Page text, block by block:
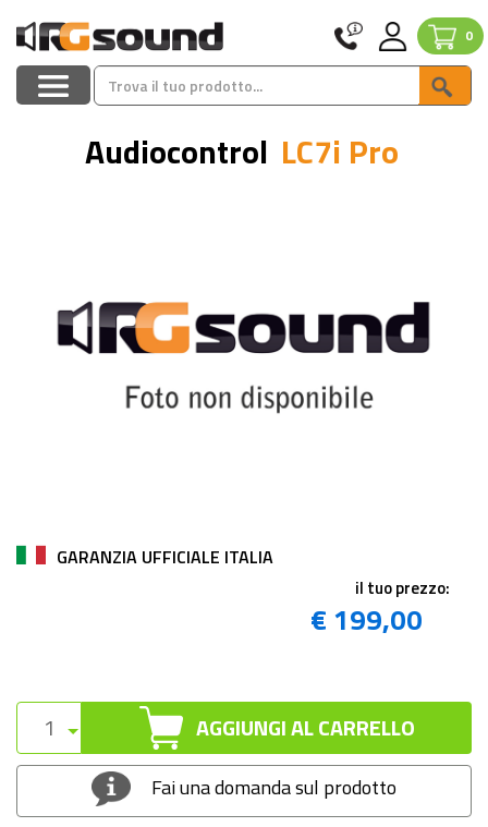
0
Audiocontrol LC7i Pro
GARANZIA UFFICIALE ITALIA
il tuo prezzo:
€ 199,00
AGGIUNGI AL CARRELLO
Fai una domanda sul prodotto